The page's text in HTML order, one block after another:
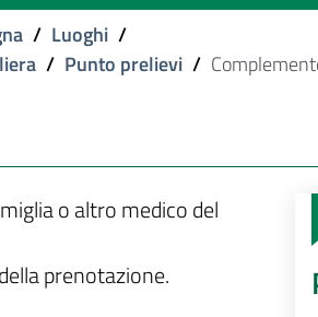
/ Luoghi /
/ Punto prelievi /
o altro medico del
prenotazione.